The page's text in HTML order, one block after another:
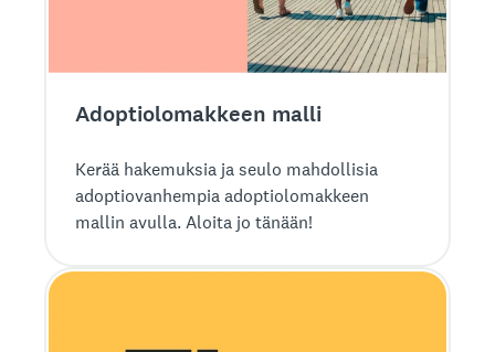
Adoptiolomakkeen malli
Kerää hakemuksia ja seulo mahdollisia
adoptiovanhempia adoptiolomakkeen
mallin avulla. Aloita jo tänään!